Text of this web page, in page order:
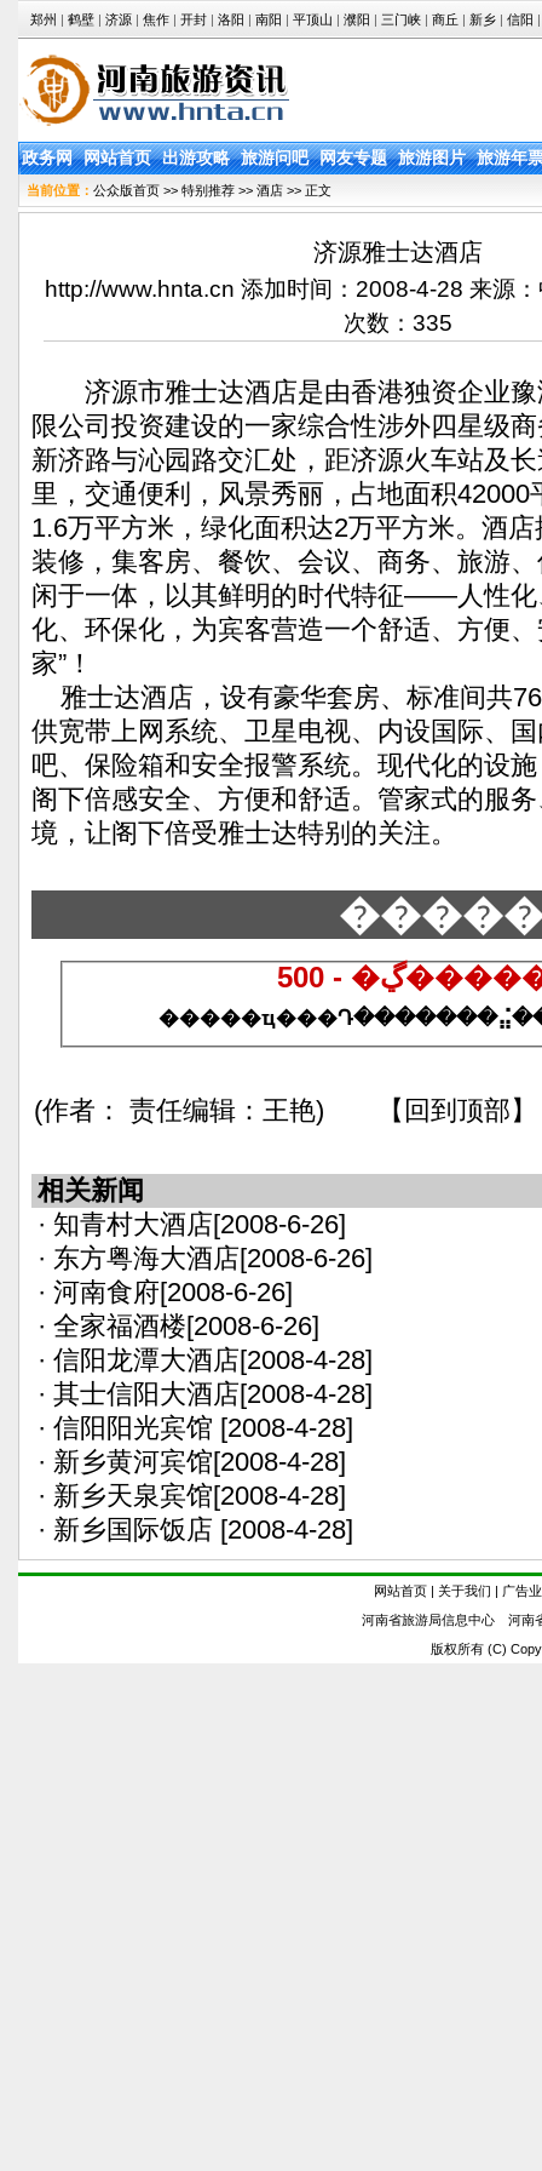
郑州 | 鹤壁 | 济源 | 焦作 | 开封 | 洛阳 | 南阳 | 平顶山 | 濮阳 | 三门峡 | 商丘 | 新乡 | 信阳 |
政务网 网站首页 出游攻略 旅游问吧 网友专题 旅游图片 旅游年
当前位置： 公众版首页 >> 特别推荐 >> 酒店 >> 正文
济源雅士达酒店
http://www.hnta.cn 添加时间：2008-4-28 来源
次数： 335
济源市雅士达酒店是由香港独资企业豫
限公司投资建设的一家综合性涉外四星级
新济路与沁园路交汇处，距济源火车站及
里，交通便利，风景秀丽，占地面积42000
1.6万平方米，绿化面积达2万平方米。酒
装修，集客房、餐饮、会议、商务、旅游
闲于一体，以其鲜明的时代特征——人性化
化、环保化，为宾客营造一个舒适、方便、
家”！
雅士达酒店，设有豪华套房、标准间共
供宽带上网系统、卫星电视、内设国际、
吧、保险箱和安全报警系统。现代化的设
阁下倍感安全、方便和舒适。管家式的服
境，让阁下倍受雅士达特别的关注。
(作者： 责任编辑：王艳) 【回到顶部】
相关新闻
· 知青村大酒店[2008-6-26]
· 东方粤海大酒店[2008-6-26]
· 河南食府[2008-6-26]
· 全家福酒楼[2008-6-26]
· 信阳龙潭大酒店[2008-4-28]
· 其士信阳大酒店[2008-4-28]
· 信阳阳光宾馆 [2008-4-28]
· 新乡黄河宾馆[2008-4-28]
· 新乡天泉宾馆[2008-4-28]
· 新乡国际饭店 [2008-4-28]
网站首页 | 关于我们 | 广告
河南省旅游局信息中心 河
版权所有 (C)